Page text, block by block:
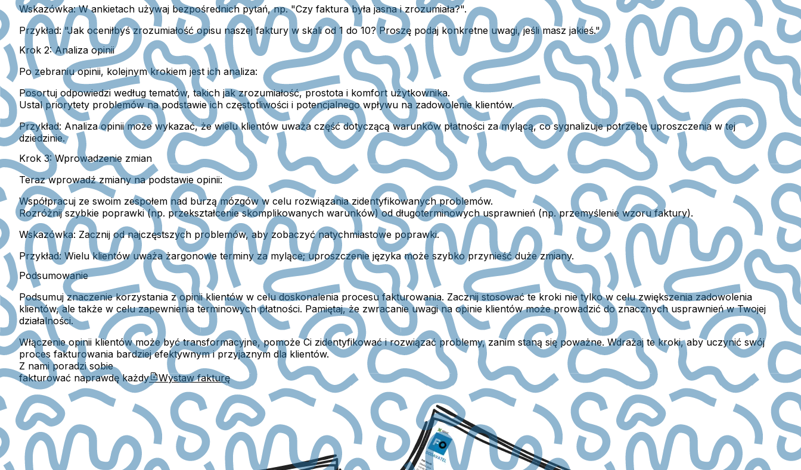
Wskazówka:W ankietach używaj bezpośrednich pytań, np. "Czy faktura była jasna i zrozumiała?".
Przykład:"Jak oceniłbyś zrozumiałość opisu naszej faktury w skali od 1 do 10? Proszę podaj konkretne uwagi, jeśli masz jakieś."
Krok 2: Analiza opinii
Po zebraniu opinii, kolejnym krokiem jest ich analiza:
Posortuj odpowiedzi według tematów, takich jak zrozumiałość, prostota i komfort użytkownika.
Ustal priorytety problemów na podstawie ich częstotliwości i potencjalnego wpływu na zadowolenie klientów.
Przykład: Analiza opinii może wykazać, że wielu klientów uważa część dotyczącą warunków płatności za mylącą, co sygnalizuje potrzebę uproszczenia w tej
dziedzinie.
Krok 3: Wprowadzenie zmian
Teraz wprowadź zmiany na podstawie opinii:
Współpracuj ze swoim zespołem nad burzą mózgów w celu rozwiązania zidentyfikowanych problemów.
Rozróżnij szybkie poprawki (np. przekształcenie skomplikowanych warunków) od długoterminowych usprawnień (np. przemyślenie wzoru faktury).
Wskazówka: Zacznij od najczęstszych problemów, aby zobaczyć natychmiastowe poprawki.
Przykład: Wielu klientów uważa żargonowe terminy za mylące; uproszczenie języka może szybko przynieść duże zmiany.
Podsumowanie
Podsumuj znaczenie korzystania z opinii klientów w celu doskonalenia procesu fakturowania. Zacznij stosować te kroki nie tylko w celu zwiększenia zadowolenia
klientów, ale także w celu zapewnienia terminowych płatności. Pamiętaj, że zwracanie uwagi na opinie klientów może prowadzić do znacznych usprawnień w Twojej
działalności.
Włączenie opinii klientów może być transformacyjne, pomoże Ci zidentyfikować i rozwiązać problemy, zanim staną się poważne. Wdrażaj te kroki, aby uczynić swój
proces fakturowania bardziej efektywnym i przyjaznym dla klientów.
Z nami poradzi sobie
fakturować naprawdę każdy
Wystaw fakturę